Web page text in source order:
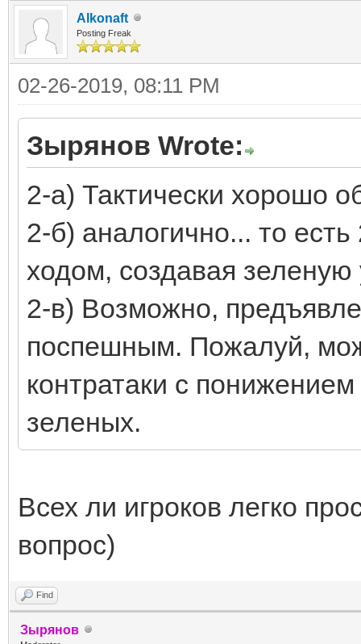
Alkonaft
Posting Freak
02-26-2019, 08:11 PM
Зырянов Wrote:
2-а) Тактически хорошо
2-б) аналогично... то
ходом, создавая зеленую
2-в) Возможно,
поспешным. Пожалуй,
контратаки с
зеленых.
Всех ли игроков легко
вопрос)
Find
Зырянов